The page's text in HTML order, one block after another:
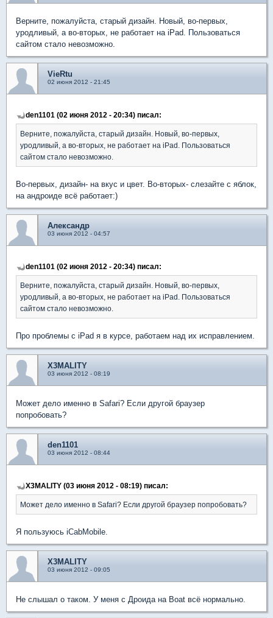
Верните, пожалуйста, старый дизайн. Новый, во-первых,
уродливый, а во-вторых, не работает на iPad. Пользоваться
сайтом стало невозможно.
VieRtu
02 июня 2012 - 21:45
den1101 (02 июня 2012 - 20:34) писал:
Верните, пожалуйста, старый дизайн. Новый, во-первых,
уродливый, а во-вторых, не работает на iPad. Пользоваться
сайтом стало невозможно.
Во-первых, дизайн- на вкус и цвет. Во-вторых- слезайте с яблок,
на андроиде всё работает:)
Александр
03 июня 2012 - 04:57
den1101 (02 июня 2012 - 20:34) писал:
Верните, пожалуйста, старый дизайн. Новый, во-первых,
уродливый, а во-вторых, не работает на iPad. Пользоваться
сайтом стало невозможно.
Про проблемы с iPad я в курсе, работаем над их исправлением.
X3MALITY
03 июня 2012 - 08:19
Может дело именно в Safari? Если другой браузер
попробовать?
den1101
03 июня 2012 - 08:44
X3MALITY (03 июня 2012 - 08:19) писал:
Может дело именно в Safari? Если другой браузер попробовать?
Я пользуюсь iCabMobile.
X3MALITY
03 июня 2012 - 09:05
Не слышал о таком. У меня с Дроида на Boat всё нормально.